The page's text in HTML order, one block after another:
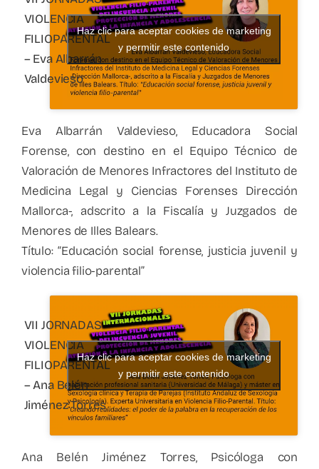
VIOLENCIA
FILIOPARENTAL
– Eva Albarrán
Valdevieso
Haz clic para aceptar cookies de marketing
y permitir este contenido
Eva Albarrán Valdevieso, Educadora Social
Forense, con destino en el Equipo Técnico de
Valoración de Menores Infractores del Instituto de
Medicina Legal y Ciencias Forenses Dirección
Mallorca-, adscrito a la Fiscalía y Juzgados de
Menores de Illes Balears.
Título: “Educación social forense, justicia juvenil y
violencia filio-parental”
VII JORNADAS
VIOLENCIA
FILIOPARENTAL
– Ana Belén
Jiménez Torres
Haz clic para aceptar cookies de marketing
y permitir este contenido
Ana Belén Jiménez Torres, Psicóloga con